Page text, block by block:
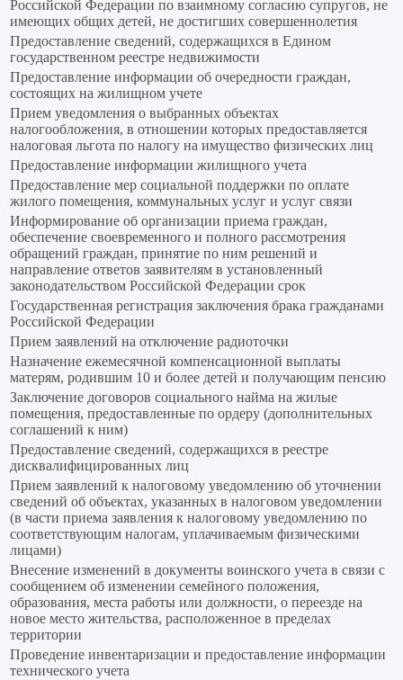
Российской Федерации по взаимному согласию супругов, не
имеющих общих детей, не достигших совершеннолетия
Предоставление сведений, содержащихся в Едином
государственном реестре недвижимости
Предоставление информации об очередности граждан,
состоящих на жилищном учете
Прием уведомления о выбранных объектах
налогообложения, в отношении которых предоставляется
налоговая льгота по налогу на имущество физических лиц
Предоставление информации жилищного учета
Предоставление мер социальной поддержки по оплате
жилого помещения, коммунальных услуг и услуг связи
Информирование об организации приема граждан,
обеспечение своевременного и полного рассмотрения
обращений граждан, принятие по ним решений и
направление ответов заявителям в установленный
законодательством Российской Федерации срок
Государственная регистрация заключения брака гражданами
Российской Федерации
Прием заявлений на отключение радиоточки
Назначение ежемесячной компенсационной выплаты
матерям, родившим 10 и более детей и получающим пенсию
Заключение договоров социального найма на жилые
помещения, предоставленные по ордеру (дополнительных
соглашений к ним)
Предоставление сведений, содержащихся в реестре
дисквалифицированных лиц
Прием заявлений к налоговому уведомлению об уточнении
сведений об объектах, указанных в налоговом уведомлении
(в части приема заявления к налоговому уведомлению по
соответствующим налогам, уплачиваемым физическими
лицами)
Внесение изменений в документы воинского учета в связи с
сообщением об изменении семейного положения,
образования, места работы или должности, о переезде на
новое место жительства, расположенное в пределах
территории
Проведение инвентаризации и предоставление информации
технического учета